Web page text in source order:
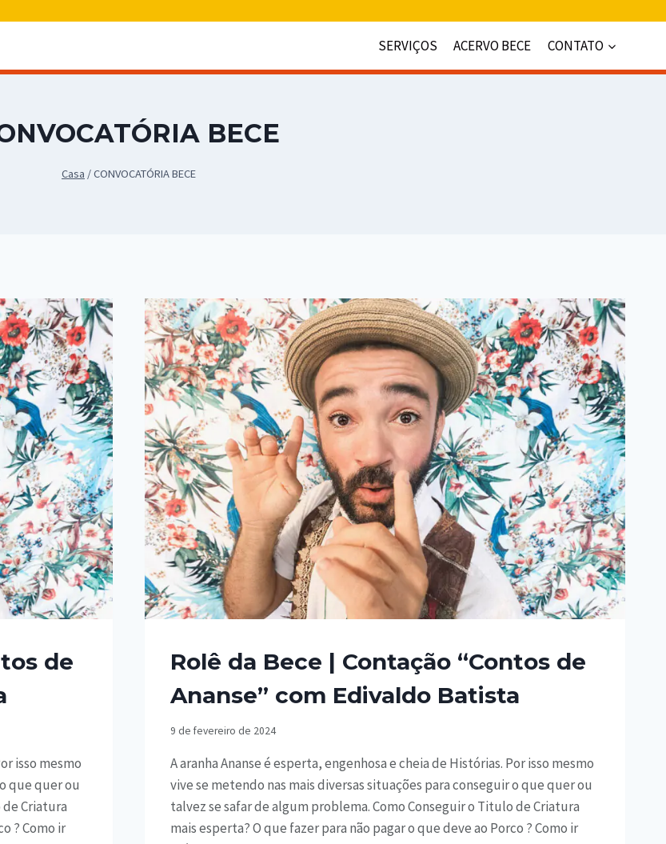
SERVIÇOS
ACERVO BECE CONTATO
BECE
Casa /CONVOCATÓRIA BECE
de
isso mesmo
que quer ou
Criatura
? Como ir
Rolê da Bece | Contação “Contos de
Ananse” com Edivaldo Batista
9 de fevereiro de 2024
A aranha Ananse é esperta, engenhosa e cheia de Histórias. Por isso mesmo
vive se metendo nas mais diversas situações para conseguir o que quer ou
talvez se safar de algum problema. Como Conseguir o Titulo de Criatura
mais esperta? O que fazer para não pagar o que deve ao Porco ? Como ir